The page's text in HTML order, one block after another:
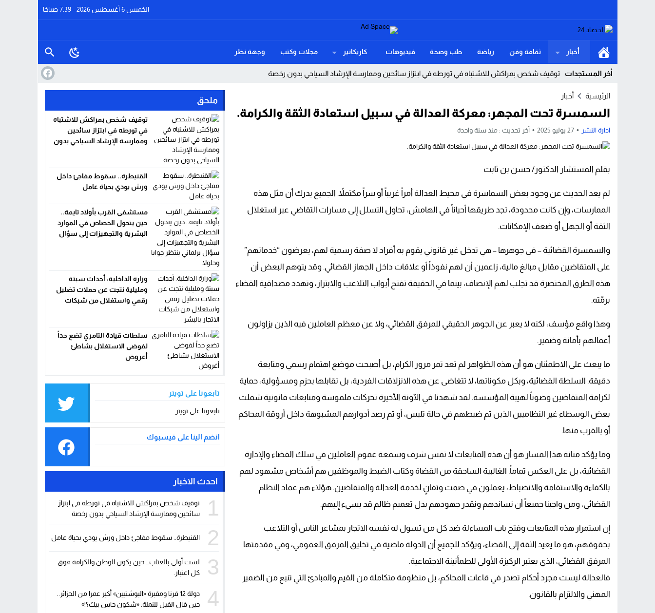
الخميس 6 أغسطس 2026 - 7:39 صباحًا
أخبار ثقافة وفن رياضة طب وصحة فيديوهات كاريكاتير مجلات وكتب وجهة نظر
أخر المستجدات توقيف شخص بمراكش للاشتباه في تورطه في ابتزاز سائحين وممارسة الإرشاد السياحي بدون رخصة
لست أولى بالعتاب… حين يكون الوطن والكرامة فوق كل اعتبار.
دولة 12 قرنا ومقبرة «البوشتيين» أكبر عمرا من الجزائر.. حين قال الفيل للنملة: «شكون حاس بيك؟!»
مستشفى القرب بأولاد تايمة.. حين يتحول الخصاص في الموارد البشرية والتجهيزات إلى سؤال برلماني ينتظر جوابا وحلولا
الشَّرِيط السَّاحِلِيّ بإقْلِيم شِفْشَاون ثَرْوَة اِقْتِصَادِيَّة مُهْمَلَة (قاع أسراس نموذج)
في نعي عبد الكبير… الدعاء يجمع أهل البوشتيين وتوقظ الذاكرة أسماء الأحبة
وزارة الداخلية: أحداث سبتة ومليلية نتجت عن حملات تضليل رقمي واستغلال من شبكات الاتجار بالبشر
سلطات قيادة التامري تضع حداً لفوضى الاستغلال بشاطئ أغروض
انتقاء الجزيرة لمفرداتها تجاه المغرب يثير أكثر من سؤال..؟؟؟؟
الرئيسية أخبار
السمسرة تحت المجهر: معركة العدالة في سبيل استعادة الثقة والكرامة.
ادارة النشر 27 يوليو 2025 آخر تحديث : منذ سنة واحدة
بقلم المستشار الدكتور/ حسن بن ثابت
لم يعد الحديث عن وجود بعض السماسرة في محيط العدالة أمراً غريباً أو سراً مكتملاً. الجميع يدرك أن مثل هذه
الممارسات، وإن كانت محدودة، تجد طريقها أحياناً في الهامش، تحاول التسلل إلى مسارات التقاضي عبر استغلال
الثقة أو الجهل أو ضعف الإمكانات.
والسمسرة القضائية – في جوهرها – هي تدخل غير قانوني يقوم به أفراد لا صفة رسمية لهم، يعرضون “خدماتهم”
على المتقاضين مقابل مبالغ مالية، زاعمين أن لهم نفوذاً أو علاقات داخل الجهاز القضائي. وقد يتوهم البعض أن
هذه الطرق المختصرة قد تجلب لهم الإنصاف، بينما في الحقيقة تفتح أبواب التلاعب والابتزاز، وتهدد مصداقية القضاء
برمّته.
وهذا واقع مؤسف، لكنه لا يعبر عن الجوهر الحقيقي للمرفق القضائي، ولا عن معظم العاملين فيه الذين يزاولون
أعمالهم بأمانة وضمير.
ما يبعث على الاطمئنان هو أن هذه الظواهر لم تعد تمر مرور الكرام، بل أصبحت موضع اهتمام رسمي ومتابعة
دقيقة. السلطة القضائية، وبكل مكوناتها، لا تتغاضى عن هذه الانزلاقات الفردية، بل تقابلها بحزم ومسؤولية، حماية
لكرامة المتقاضين وصوناً لهيبة المؤسسة. لقد شهدنا في الآونة الأخيرة تحركات ملموسة ومتابعات قانونية شملت
بعض الوسطاء غير النظاميين الذين تم ضبطهم في حالة تلبس، أو تم رصد أدوارهم المشبوهة داخل أروقة المحاكم
أو بالقرب منها.
وما يؤكد متانة هذا المسار هو أن هذه المتابعات لا تمس شرف وسمعة عموم العاملين في سلك القضاء والإدارة
القضائية، بل على العكس تماماً. الغالبية الساحقة من القضاة وكتاب الضبط والموظفين هم أشخاص مشهود لهم
بالكفاءة والاستقامة والانضباط، يعملون في صمت وتفانٍ لخدمة العدالة والمتقاضين. هؤلاء هم عماد النظام
القضائي، ومن واجبنا جميعاً أن نساندهم ونقدر جهودهم بدل تعميم ظالم قد يسيء إليهم.
إن استمرار هذه المتابعات وفتح باب المساءلة ضد كل من تسول له نفسه الاتجار بمشاعر الناس أو التلاعب
بحقوقهم، هو ما يعيد الثقة إلى القضاء، ويؤكد للجميع أن الدولة ماضية في تخليق المرفق العمومي، وفي مقدمتها
المرفق القضائي، الذي يعتبر الركيزة الأولى للطمأنينة الاجتماعية.
فالعدالة ليست مجرد أحكام تصدر في قاعات المحاكم، بل منظومة متكاملة من القيم والمبادئ التي تنبع من الضمير
المهني والالتزام بالقانون.
ملحق
توقيف شخص بمراكش للاشتباه
في تورطه في ابتزاز سائحين
وممارسة الإرشاد السياحي بدون
القنيطرة.. سقوط مفاجئ داخل
ورش يودي بحياة عامل
مستشفى القرب بأولاد تايمة..
حين يتحول الخصاص في الموارد
البشرية والتجهيزات إلى سؤال
وزارة الداخلية: أحداث سبتة
ومليلية نتجت عن حملات تضليل
رقمي واستغلال من شبكات
سلطات قيادة التامري تضع حداً
لفوضى الاستغلال بشاطئ
أغروض
تابعونا على تويتر
تابعونا على تويتر
انضم الينا على فيسبوك
احدث الاخبار
1
توقيف شخص بمراكش للاشتباه في تورطه في ابتزاز
سائحين وممارسة الإرشاد السياحي بدون رخصة
2 القنيطرة.. سقوط مفاجئ داخل ورش يودي بحياة عامل
3
لست أولى بالعتاب… حين يكون الوطن والكرامة فوق
كل اعتبار.
4
دولة 12 قرنا ومقبرة «البوشتيين» أكبر عمرا من الجزائر..
حين قال الفيل للنملة: «شكون حاس بيك؟!»